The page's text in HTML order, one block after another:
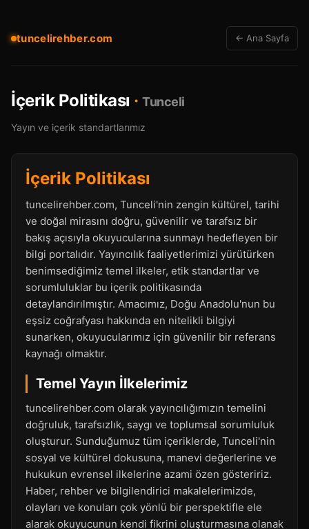
tuncelirehber.com ← Ana Sayfa
İçerik Politikası · Tunceli
Yayın ve içerik standartlarımız
İçerik Politikası
tuncelirehber.com, Tunceli'nin zengin kültürel, tarihi
ve doğal mirasını doğru, güvenilir ve tarafsız bir
bakış açısıyla okuyucularına sunmayı hedefleyen bir
bilgi portalıdır. Yayıncılık faaliyetlerimizi yürütürken
benimsediğimiz temel ilkeler, etik standartlar ve
sorumluluklar bu içerik politikasında
detaylandırılmıştır. Amacımız, Doğu Anadolu'nun bu
eşsiz coğrafyası hakkında en nitelikli bilgiyi
sunarken, okuyucularımız için güvenilir bir referans
kaynağı olmaktır.
Temel Yayın İlkelerimiz
tuncelirehber.com olarak yayıncılığımızın temelini
doğruluk, tarafsızlık, saygı ve toplumsal sorumluluk
oluşturur. Sunduğumuz tüm içeriklerde, Tunceli'nin
sosyal ve kültürel dokusuna, manevi değerlerine ve
hukukun evrensel ilkelerine azami özen gösteririz.
Haber, rehber ve bilgilendirici makalelerimizde,
olayları ve konuları çok yönlü bir perspektifle ele
alarak okuyucunun kendi fikrini oluşturmasına olanak